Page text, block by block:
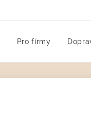
Pro firmy